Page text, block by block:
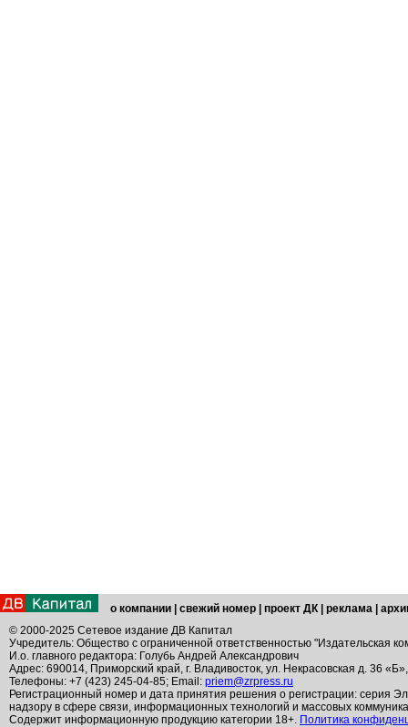
о компании свежий номер проект ДК реклама
© 2000-2025 Сетевое издание ДВ Капитал
Учредитель: Общество с ограниченной ответственностью "Издательская
И.о. главного редактора: Голубь Андрей Александрович
Адрес: 690014, Приморский край, г. Владивосток, ул. Некрасовская д. 36
Телефоны: +7 (423) 245-04-85; Email: priem@zrpress.ru
Регистрационный номер и дата принятия решения о регистрации: серия
надзору в сфере связи, информационных технологий и массовых
Содержит информационную продукцию категории 18+. Политика